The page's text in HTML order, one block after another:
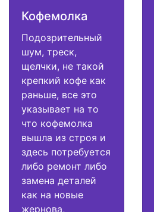
Кофемолка
Подозрительный
шум, треск,
щелчки, не такой
крепкий кофе как
раньше, все это
указывает на то
что кофемолка
вышла из строя и
здесь потребуется
либо ремонт либо
замена деталей
как на новые
жернова,